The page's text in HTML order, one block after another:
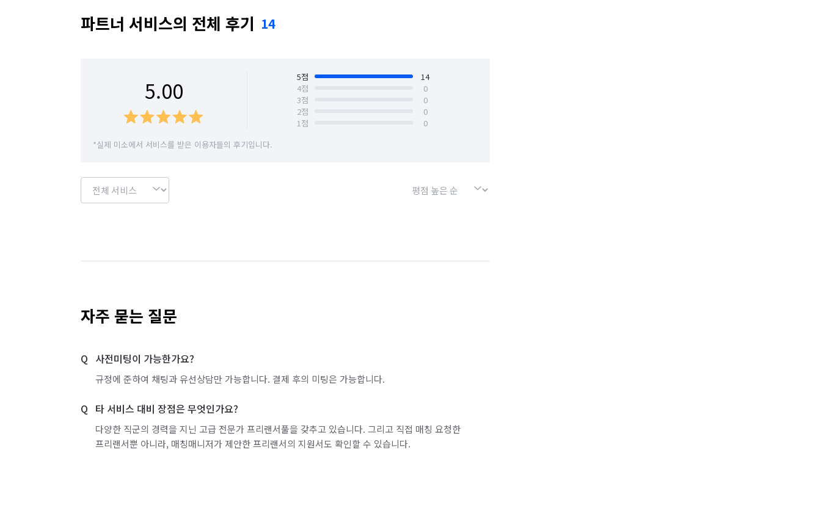
파트너 서비스의 전체 후기 14
5.00 5점
14
4점
0
3점
0
2점
0
1점
0
*실제 미소에서 서비스를 받은 이용자들의 후기입니다.
자주 묻는 질문
사전미팅이 가능한가요?
규정에 준하여 채팅과 유선상담만 가능합니다. 결제 후의 미팅은 가능합니다.
타 서비스 대비 장점은 무엇인가요?
다양한 직군의 경력을 지닌 고급 전문가 프리랜서풀을 갖추고 있습니다. 그리고 직접 매칭 요청한
프리랜서뿐 아니라, 매칭매니저가 제안한 프리랜서의 지원서도 확인할 수 있습니다.